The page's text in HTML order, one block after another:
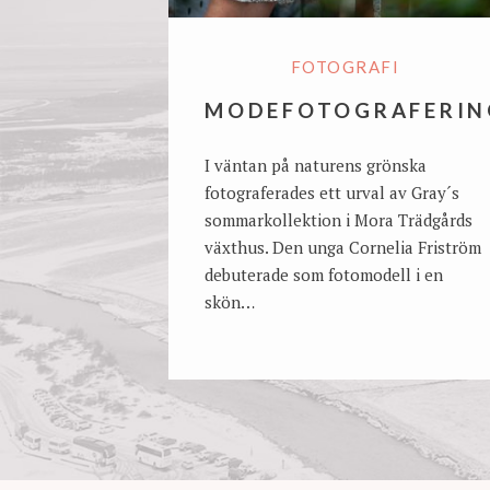
FOTOGRAFI
I väntan på naturens grönska
fotograferades ett urval av Gray´s
sommarkollektion i Mora Trädgårds
växthus. Den unga Cornelia Friström
debuterade som fotomodell i en
skön…